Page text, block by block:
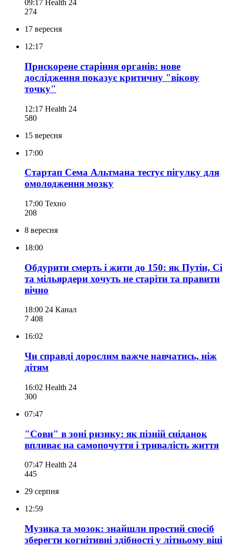
09:17 Health 24
274
17 вересня
12:17
Прискорене старіння органів: нове
дослідження показує критичну "вікову
точку"
12:17 Health 24
580
15 вересня
17:00
Стартап Сема Альтмана тестує пігулку для
омолодження мозку
17:00 Техно
208
8 вересня
18:00
Обдурити смерть і жити до 150: як Путін, Сі
та мільярдери хочуть не старіти та правити
вічно
18:00 24 Канал
7 408
16:02
Чи справді дорослим важче навчатись, ніж
дітям
16:02 Health 24
300
07:47
"Сови" в зоні ризику: як пізній сніданок
впливає на самопочуття і тривалість життя
07:47 Health 24
445
29 серпня
12:59
Музика та мозок: знайшли простий спосіб
зберегти когнітивні здібності у літньому віці